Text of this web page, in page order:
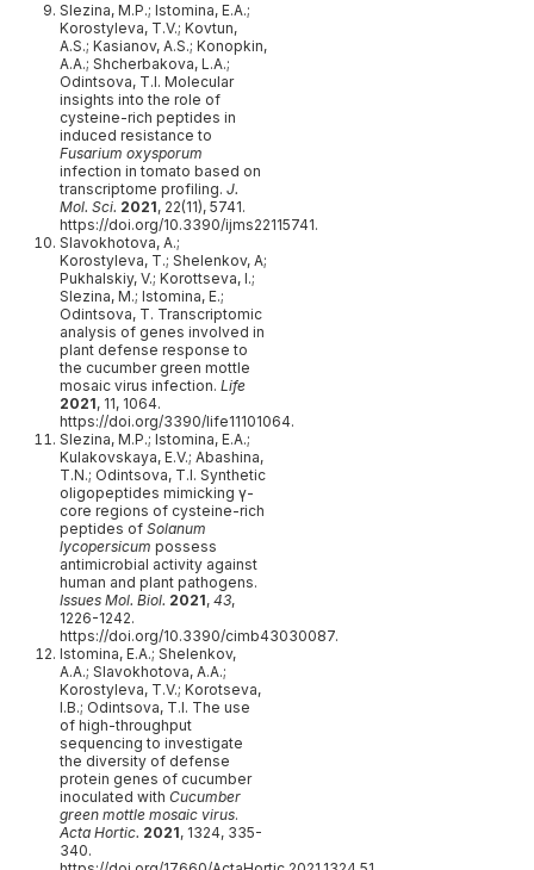
Slezina, M.P.; Istomina, E.A.;
Korostyleva, T.V.; Kovtun,
A.S.; Kasianov, A.S.; Konopkin,
A.A.; Shcherbakova, L.A.;
Odintsova, T.I. Molecular
insights into the role of
cysteine-rich peptides in
induced resistance to
Fusarium oxysporum
infection in tomato based on
transcriptome profiling. J.
Mol. Sci. 2021, 22(11), 5741.
https://doi.org/10.3390/ijms22115741.
Slavokhotova, A.;
Korostyleva, T.; Shelenkov, A;
Pukhalskiy, V.; Korottseva, I.;
Slezina, M.; Istomina, E.;
Odintsova, T. Transcriptomic
analysis of genes involved in
plant defense response to
the cucumber green mottle
mosaic virus infection. Life
2021, 11, 1064.
https://doi.org/3390/life11101064.
Slezina, M.P.; Istomina, E.A.;
Kulakovskaya, E.V.; Abashina,
T.N.; Odintsova, T.I. Synthetic
oligopeptides mimicking γ-
core regions of cysteine-rich
peptides of Solanum
lycopersicum possess
antimicrobial activity against
human and plant pathogens.
Issues Mol. Biol. 2021, 43,
1226-1242.
https://doi.org/10.3390/cimb43030087.
Istomina, E.A.; Shelenkov,
А.А.; Slavokhotova, A.A.;
Korostyleva, T.V.; Korotseva,
I.B.; Odintsova, T.I. The use
of high-throughput
sequencing to investigate
the diversity of defense
protein genes of cucumber
inoculated with Cucumber
green mottle mosaic virus.
Acta Hortic. 2021, 1324, 335-
340.